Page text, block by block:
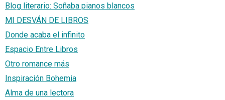
Blog literario: Soñaba pianos blancos
MI DESVÁN DE LIBROS
Donde acaba el infinito
Espacio Entre Libros
Otro romance más
Inspiración Bohemia
Alma de una lectora